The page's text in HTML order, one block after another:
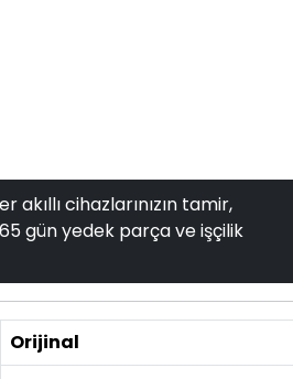
cihazlarınızın tamir,
gün yedek parça ve işçilik
Orijinal